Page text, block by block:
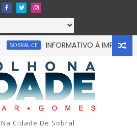
CE INFORMATIVO À IMPRENSA
Cidade De Sobral